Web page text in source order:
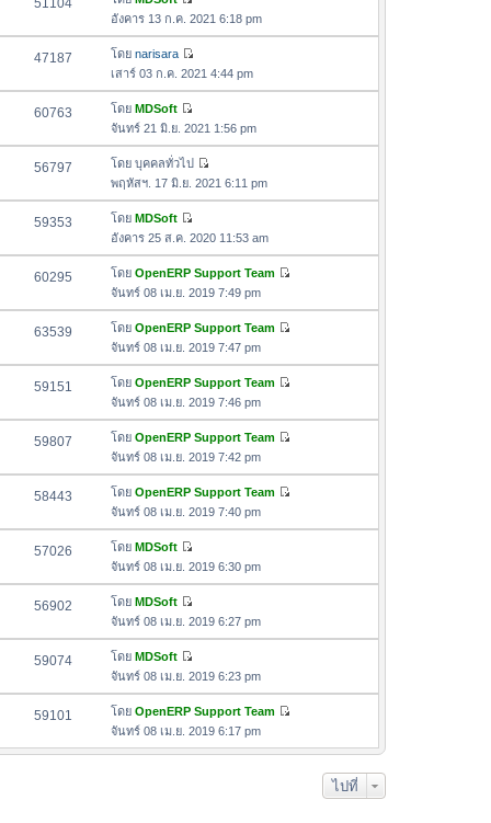
สุ
ม
ล่
สุ
ค
ว
ม
ล่
สุ
ด
51104
ดู
ข้
ค
ว
ม
ล่
า
สุ
อังคาร 13 ก.ค. 2021 6:18 pm
47187 โดย narisara
ดู
ข้
ค
ว
า
ม
ล่
สุ
เสาร์ 03 ก.ค. 2021 4:44 pm
60763 โดย MDSoft
ดู
ข้
อ
ค
ว
ม
ล่
า
สุ
จันทร์ 21 มิ.ย. 2021 1:56 pm
56797 โดย บุคคลทั่วไป
ดู
ข้
ค
ว
า
ม
ล่
า
สุ
พฤหัสฯ. 17 มิ.ย. 2021 6:11 pm
59353 โดย MDSoft
ดู
ข้
อ
ค
ว
า
ม
ล่
า
สุ
อังคาร 25 ส.ค. 2020 11:53 am
60295 โดย OpenERP Support Team
ข้
ว
ล่
จันทร์ 08 เม.ย. 2019 7:49 pm
63539 โดย OpenERP Support Team
ข้
ว
ล่
จันทร์ 08 เม.ย. 2019 7:47 pm
59151 โดย OpenERP Support Team
ข้
ว
ล่
จันทร์ 08 เม.ย. 2019 7:46 pm
59807 โดย OpenERP Support Team
ข้
ว
ล่
จันทร์ 08 เม.ย. 2019 7:42 pm
58443 โดย OpenERP Support Team
ข้
ว
ล่
จันทร์ 08 เม.ย. 2019 7:40 pm
57026 โดย MDSoft
ดู
ข้
ค
ว
ม
ล่
า
สุ
ด
จันทร์ 08 เม.ย. 2019 6:30 pm
56902 โดย MDSoft
ดู
ข้
ค
ว
า
ม
ล่
จันทร์ 08 เม.ย. 2019 6:27 pm
59074 โดย MDSoft
ดู
ข้
อ
ค
ว
จันทร์ 08 เม.ย. 2019 6:23 pm
59101 โดย OpenERP Support Team
ข้
จันทร์ 08 เม.ย. 2019 6:17 pm
ไปที่